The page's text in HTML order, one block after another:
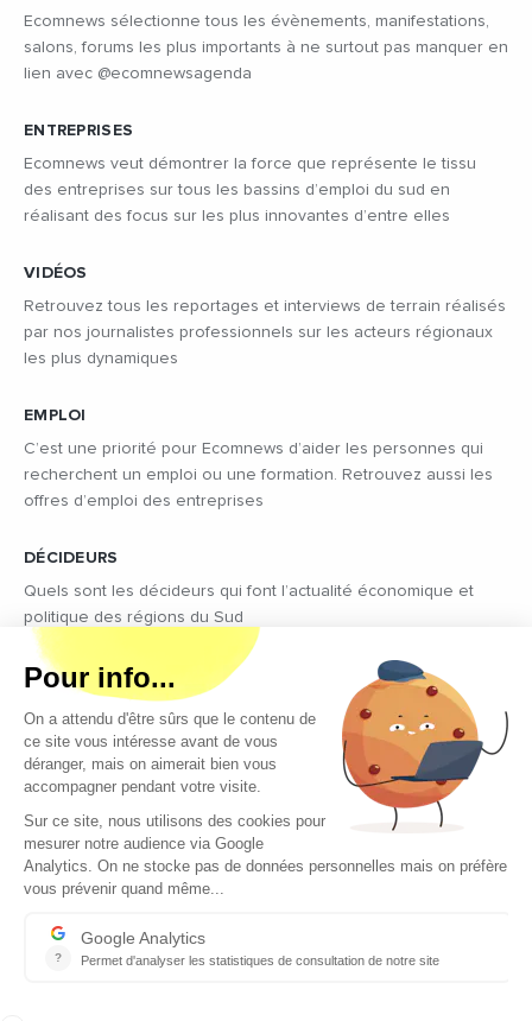
Ecomnews sélectionne tous les évènements, manifestations,
salons, forums les plus importants à ne surtout pas manquer en
lien avec @ecomnewsagenda
ENTREPRISES
Ecomnews veut démontrer la force que représente le tissu
des entreprises sur tous les bassins d’emploi du sud en
réalisant des focus sur les plus innovantes d’entre elles
VIDÉOS
Retrouvez tous les reportages et interviews de terrain réalisés
par nos journalistes professionnels sur les acteurs régionaux
les plus dynamiques
EMPLOI
C’est une priorité pour Ecomnews d’aider les personnes qui
recherchent un emploi ou une formation. Retrouvez aussi les
offres d’emploi des entreprises
DÉCIDEURS
Quels sont les décideurs qui font l’actualité économique et
politique des régions du Sud
Copyright © 2026 - Tous droits réservés
Qui sommes-nous ?
Contact
Conditions générales d’utilisation